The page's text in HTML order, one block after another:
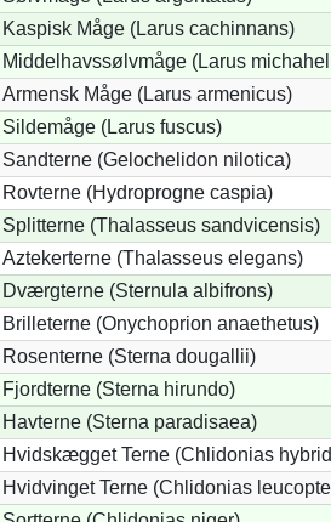
Kaspisk Måge (Larus cachinnans)
Middelhavssølvmåge (Larus
Armensk Måge (Larus armenicus)
Sildemåge (Larus fuscus)
Sandterne (Gelochelidon nilotica)
Rovterne (Hydroprogne caspia)
Splitterne (Thalasseus sandvicensis)
Aztekerterne (Thalasseus elegans)
Dværgterne (Sternula albifrons)
Brilleterne (Onychoprion anaethetus)
Rosenterne (Sterna dougallii)
Fjordterne (Sterna hirundo)
Havterne (Sterna paradisaea)
Hvidskægget Terne (Chlidonias
Hvidvinget Terne (Chlidonias